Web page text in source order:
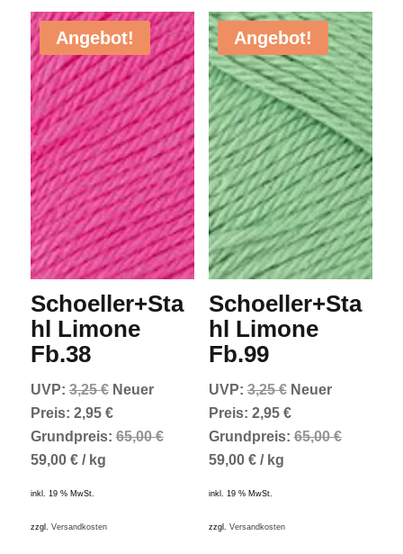
Angebot!
Schoeller+Sta
hl Limone
Fb.38
UVP: 3,25€ Ursprünglicher
Preis
war:
Neuer
Preis: 2,95 €Aktueller
Preis
Grundpreis:65,00€
59,00 €/ kg
inkl. 19 % MwSt.
zzgl. Versandkosten
Angebot!
Schoeller+Sta
hl Limone
Fb.99
UVP: 3,25€ Ursprünglicher
Preis
war:
Neuer
Preis: 2,95 €Aktueller
Preis
Grundpreis:65,00€
59,00 €/ kg
inkl. 19 % MwSt.
zzgl. Versandkosten